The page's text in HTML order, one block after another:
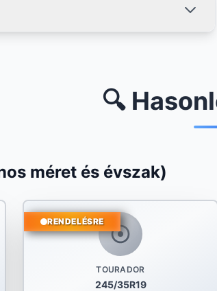
🔍
méret és évszak)
TOURADOR
245/35R19
RENDELÉSRE